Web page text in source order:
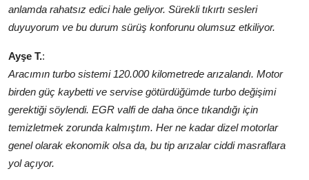
anlamda rahatsız edici hale geliyor. Sürekli tıkırtı sesleri
duyuyorum ve bu durum sürüş konforunu olumsuz etkiliyor.
Ayşe T.:
Aracımın turbo sistemi 120.000 kilometrede arızalandı. Motor
birden güç kaybetti ve servise götürdüğümde turbo değişimi
gerektiği söylendi. EGR valfi de daha önce tıkandığı için
temizletmek zorunda kalmıştım. Her ne kadar dizel motorlar
genel olarak ekonomik olsa da, bu tip arızalar ciddi masraflara
yol açıyor.